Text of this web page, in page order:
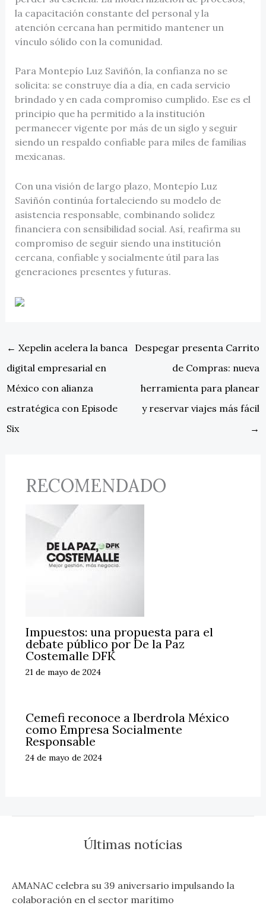
la capacitación constante del personal y la
atención cercana han permitido mantener un
vínculo sólido con la comunidad.
Para Montepío Luz Saviñón, la confianza no se
solicita: se construye día a día, en cada servicio
brindado y en cada compromiso cumplido. Ese es el
principio que ha permitido a la institución
permanecer vigente por más de un siglo y seguir
siendo un respaldo confiable para miles de familias
mexicanas.
Con una visión de largo plazo, Montepío Luz
Saviñón continúa fortaleciendo su modelo de
asistencia responsable, combinando solidez
financiera con sensibilidad social. Así, reafirma su
compromiso de seguir siendo una institución
cercana, confiable y socialmente útil para las
generaciones presentes y futuras.
← Xepelin acelera la banca
digital empresarial en
México con alianza
estratégica con Episode
Six
Despegar presenta Carrito
de Compras: nueva
herramienta para planear
y reservar viajes más fácil
→
RECOMENDADO
Impuestos: una propuesta para el
debate público por De la Paz
Costemalle DFK
21 de mayo de 2024
Cemefi reconoce a Iberdrola México
como Empresa Socialmente
Responsable
24 de mayo de 2024
Últimas notícias
AMANAC celebra su 39 aniversario impulsando la
colaboración en el sector marítimo